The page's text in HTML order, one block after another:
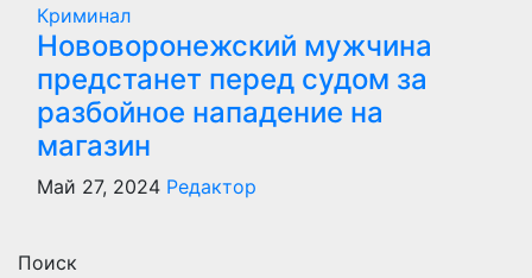
Криминал
Нововоронежский мужчина
предстанет перед судом за
разбойное нападение на
магазин
Май 27, 2024 Редактор
Поиск